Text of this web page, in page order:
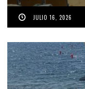
JULIO 16, 2026